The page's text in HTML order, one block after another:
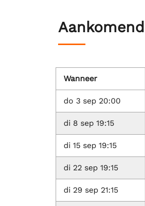
Wanneer
do 3 sep 20:00
di 8 sep 19:15
di 15 sep 19:15
di 22 sep 19:15
di 29 sep 21:15